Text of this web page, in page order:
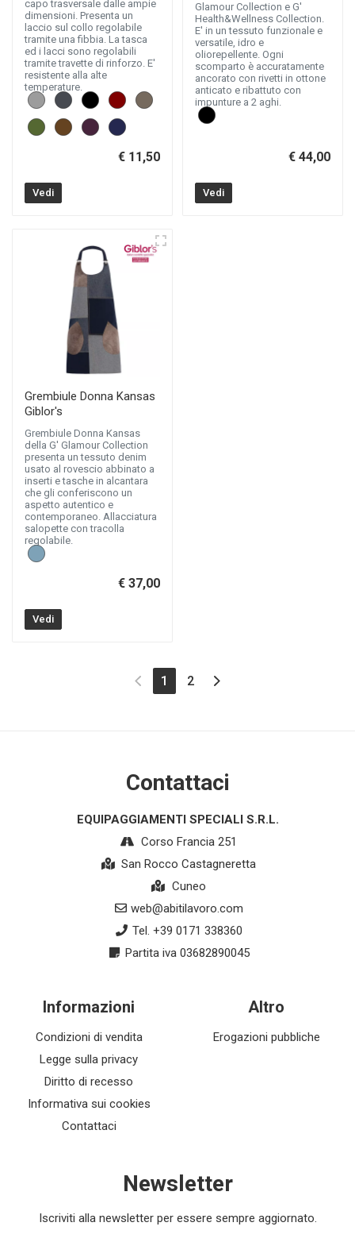
capo trasversale dalle ampie
dimensioni. Presenta un
laccio sul collo regolabile
tramite una fibbia. La tasca
ed i lacci sono regolabili
tramite travette di rinforzo. E'
resistente alla alte
temperature.
€ 11,50
Vedi
Glamour Collection e G'
Health&Wellness Collection.
E' in un tessuto funzionale e
versatile, idro e
oliorepellente. Ogni
scomparto è accuratamente
ancorato con rivetti in ottone
anticato e ribattuto con
impunture a 2 aghi.
€ 44,00
Vedi
Grembiule Donna Kansas
Giblor's
Grembiule Donna Kansas
della G' Glamour Collection
presenta un tessuto denim
usato al rovescio abbinato a
inserti e tasche in alcantara
che gli conferiscono un
aspetto autentico e
contemporaneo. Allacciatura
salopette con tracolla
regolabile.
€ 37,00
Vedi
1 (current)
2
Contattaci
EQUIPAGGIAMENTI SPECIALI S.R.L.
Corso Francia 251
San Rocco Castagneretta
Cuneo
web@abitilavoro.com
Tel. +39 0171 338360
Partita iva 03682890045
Informazioni
Condizioni di vendita
Legge sulla privacy
Diritto di recesso
Informativa sui cookies
Contattaci
Altro
Erogazioni pubbliche
Newsletter
Iscriviti alla newsletter per essere sempre aggiornato.